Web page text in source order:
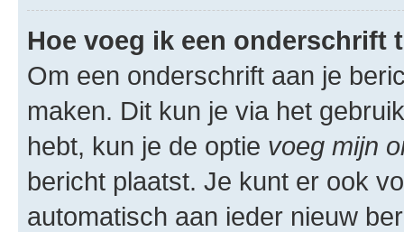
Hoe voeg ik een onderschrift
Om een onderschrift aan je
maken. Dit kun je via het
hebt, kun je de optie voeg mijn
bericht plaatst. Je kunt er ook
automatisch aan ieder nieuw